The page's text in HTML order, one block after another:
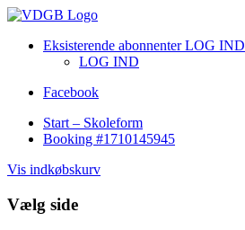
Eksisterende abonnenter LOG IND
LOG IND
Facebook
Start – Skoleform
Booking #1710145945
Vis indkøbskurv
Vælg side